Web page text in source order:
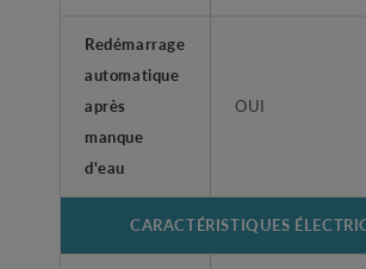
Redémarrage
automatique
après
manque
d'eau
OUI
CARACTÉRISTIQUES